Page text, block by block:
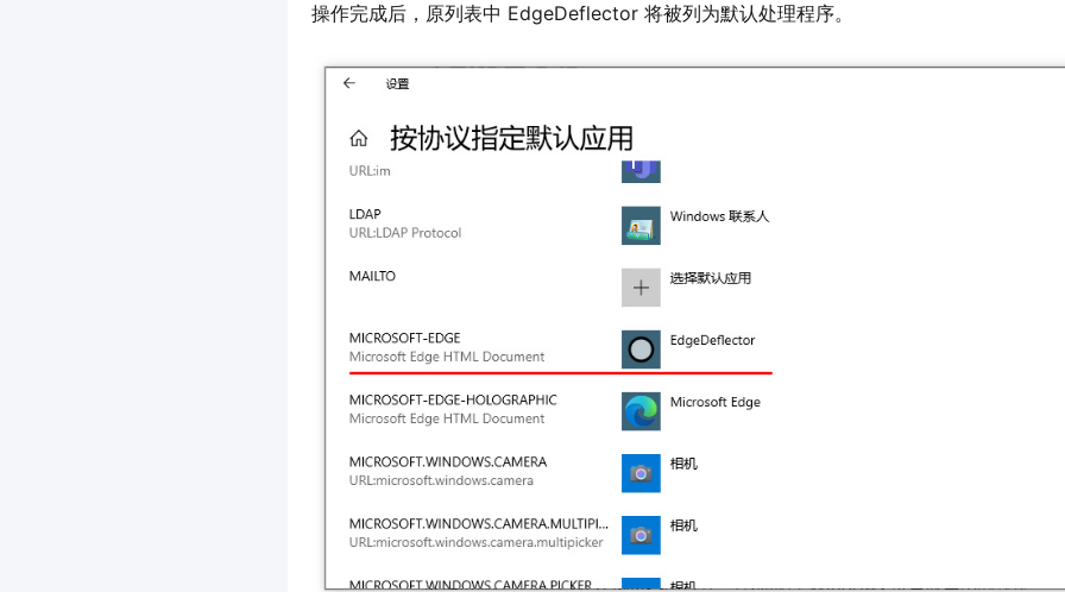
操作完成后，原列表中 EdgeDeflector 将被列为默认处理程序。